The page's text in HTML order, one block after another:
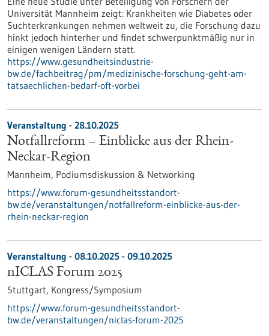
Universität Mannheim zeigt: Krankheiten wie Diabetes oder
Suchterkrankungen nehmen weltweit zu, die Forschung dazu
hinkt jedoch hinterher und findet schwerpunktmäßig nur in
einigen wenigen Ländern statt.
https://www.gesundheitsindustrie-
bw.de/fachbeitrag/pm/medizinische-forschung-geht-am-
tatsaechlichen-bedarf-oft-vorbei
Veranstaltung - 28.10.2025
Notfallreform – Einblicke aus der Rhein-
Neckar-Region
Mannheim, Podiumsdiskussion & Networking
https://www.forum-gesundheitsstandort-
bw.de/veranstaltungen/notfallreform-einblicke-aus-der-
rhein-neckar-region
Veranstaltung - 08.10.2025 - 09.10.2025
nICLAS Forum 2025
Stuttgart, Kongress/Symposium
https://www.forum-gesundheitsstandort-
bw.de/veranstaltungen/niclas-forum-2025